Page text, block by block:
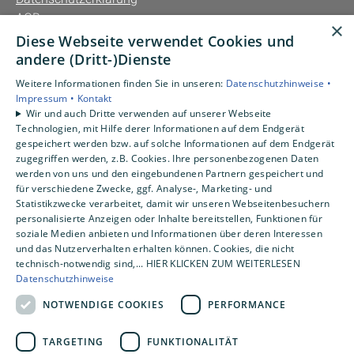
AGB
Unsere Bereiche
Gewerbekunden
Karriere
Unternehmen
Kontakt
×
Diese Webseite verwendet Cookies und
andere (Dritt-)Dienste
Weitere Informationen finden Sie in unseren: Datenschutzhinweise •
Impressum • Kontakt
Wir und auch Dritte verwenden auf unserer Webseite
Technologien, mit Hilfe derer Informationen auf dem Endgerät
gespeichert werden bzw. auf solche Informationen auf dem Endgerät
zugegriffen werden, z.B. Cookies. Ihre personenbezogenen Daten
werden von uns und den eingebundenen Partnern gespeichert und
für verschiedene Zwecke, ggf. Analyse-, Marketing- und
Statistikzwecke verarbeitet, damit wir unseren Webseitenbesuchern
personalisierte Anzeigen oder Inhalte bereitstellen, Funktionen für
soziale Medien anbieten und Informationen über deren Interessen
und das Nutzerverhalten erhalten können. Cookies, die nicht
technisch-notwendig sind,... HIER KLICKEN ZUM WEITERLESEN
Datenschutzhinweise
NOTWENDIGE COOKIES
PERFORMANCE
TARGETING FUNKTIONALITÄT